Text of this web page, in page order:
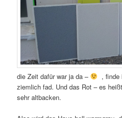
die Zeit dafür war ja da –
, finde
ziemlich fad. Und das Rot – es
sehr altbacken.